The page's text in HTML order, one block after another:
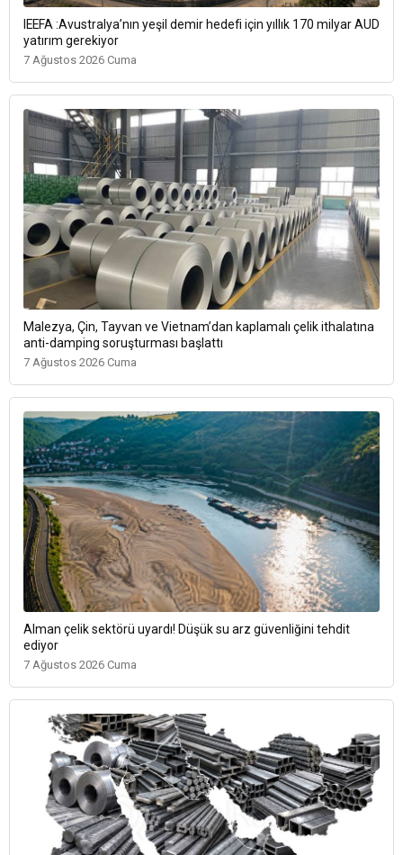
IEEFA :Avustralya’nın yeşil demir hedefi için yıllık 170 milyar AUD
yatırım gerekiyor
7 Ağustos 2026 Cuma
Malezya, Çin, Tayvan ve Vietnam’dan kaplamalı çelik ithalatına
anti-damping soruşturması başlattı
7 Ağustos 2026 Cuma
Alman çelik sektörü uyardı! Düşük su arz güvenliğini tehdit
ediyor
7 Ağustos 2026 Cuma